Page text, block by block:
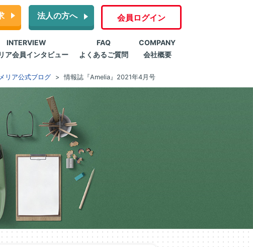
法人の方へ 会員ログイン
INTERVIEW
ア会員インタビュー
FAQ
よくあるご質問
COMPANY
会社概要
リア公式ブログ 情報誌『Amelia』2021年4月号